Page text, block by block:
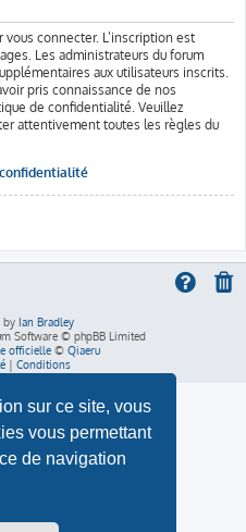
sur ce site, vous
vous permettant
de navigation
connecter. L’inscription est
Les administrateurs du forum
aux utilisateurs inscrits.
pris connaissance de nos
de confidentialité. Veuillez
attentivement toutes les règles du
by Ian Bradley
Software © phpBB Limited
officielle© Qiaeru
| Conditions